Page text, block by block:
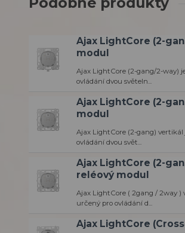
Ajax LightCore (2-
modul
Ajax LightCore (2-gang/2-way)
ovládání dvou světeln...
Ajax LightCore (2-
modul
Ajax LightCore (2-gang)
ovládání dvou svět...
Ajax LightCore (2-
reléový modul
Ajax LightCore ( 2gang / 2way )
určený pro ovládání d...
Ajax LightCore